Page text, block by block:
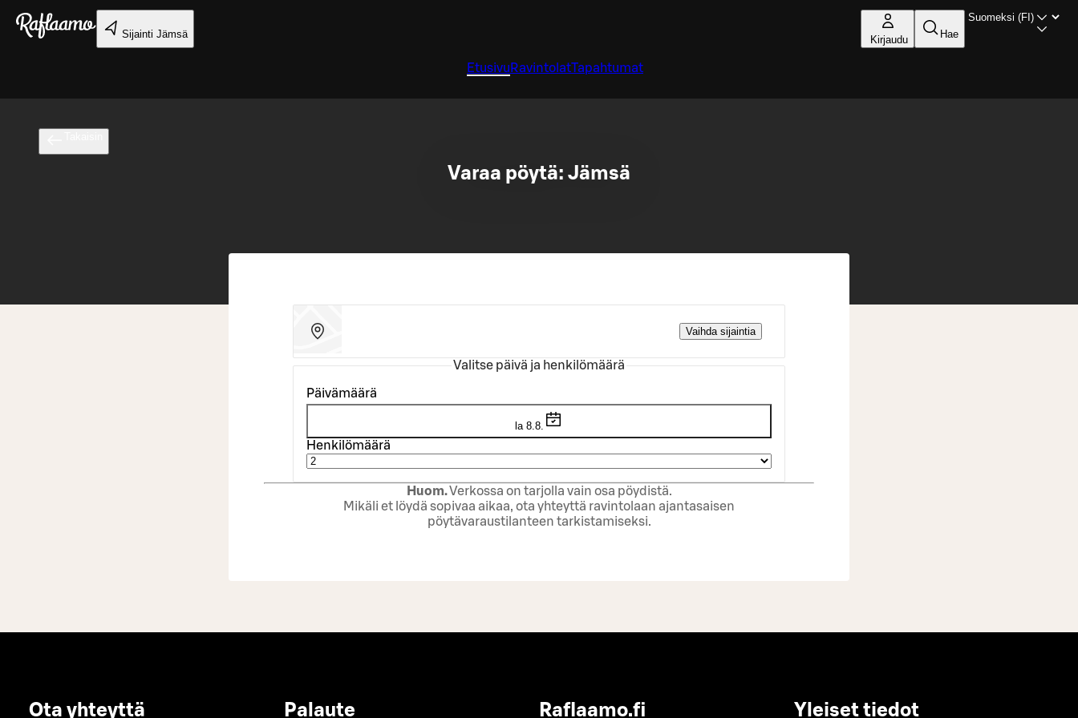
Siirry pääsisältöön
Sijainti Jämsä Kirjaudu Hae
Etusivu RavintolatTapahtumat
Varaa pöytä: Jämsä
Vaihda sijaintia
Valitse päivä ja henkilömäärä
Päivämäärä
la 8.8.
Henkilömäärä
Huom.Verkossa on tarjolla vain osa pöydistä.
Mikäli et löydä sopivaa aikaa, ota yhteyttä ravintolaan ajantasaisen
pöytävaraustilanteen tarkistamiseksi.
Ota yhteyttä Palaute Raflaamo.fi Yleiset tiedot